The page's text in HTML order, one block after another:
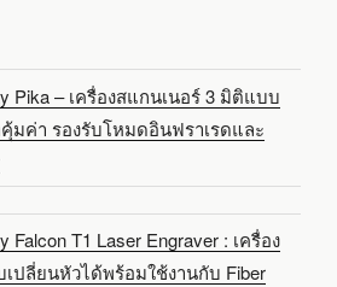
Pika – เครื่องสแกนเนอร์ 3 มิติแบบ
มค่า รองรับโหมดอินฟราเรดและ
Falcon T1 Laser Engraver : เครื่อง
เปลี่ยนหัวได้พร้อมใช้งานกับ Fiber